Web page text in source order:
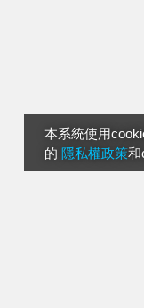
本系統使用
的 隱私權政策和